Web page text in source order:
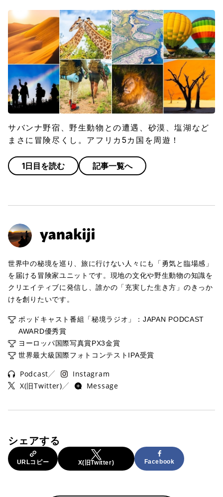
サバンナ野宿、野生動物との遭遇、砂漠、塩湖など
まさに冒険尽くし。アフリカ5カ国を周遊！
1日目を読む 記事一覧へ
世界中の秘境を巡り、旅に行けない人々にも「勇気と臨場感」
を届ける冒険家ユニットです。現地の文化や野生動物の知識を
クリエイティブに発信し、誰かの「充実した生き方」のきっか
けを創りたいです。
ポッドキャスト番組「秘境ラジオ」：JAPAN PODCAST
AWARD優秀賞
ヨーロッパ国際写真賞PX3金賞
世界最大級国際フォトコンテストIPA受賞
Podcast
Instagram
X(旧Twitter)
Message
シェアする
URLコピー X(旧Twitter) Facebook